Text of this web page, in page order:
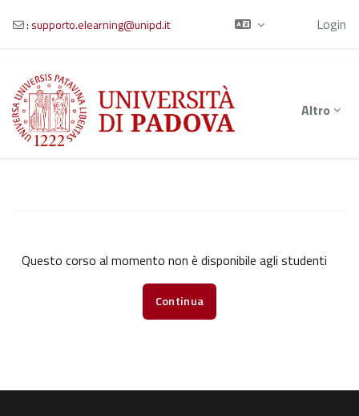
Vai al contenuto principale
: supporto.elearning@unipd.it Login
Altro
Questo corso al momento non è disponibile agli studenti
Continua